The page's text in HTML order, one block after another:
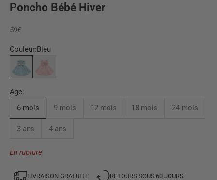
Poncho Bébé Hiver
Prix de vente
59€
Couleur:Bleu
Bleu
Rose
Age:
6 mois
9 mois 12 mois 18 mois 24 mois
3 ans 4 ans
En rupture
LIVRAISON GRATUITE RETOURS SOUS 60 JOURS